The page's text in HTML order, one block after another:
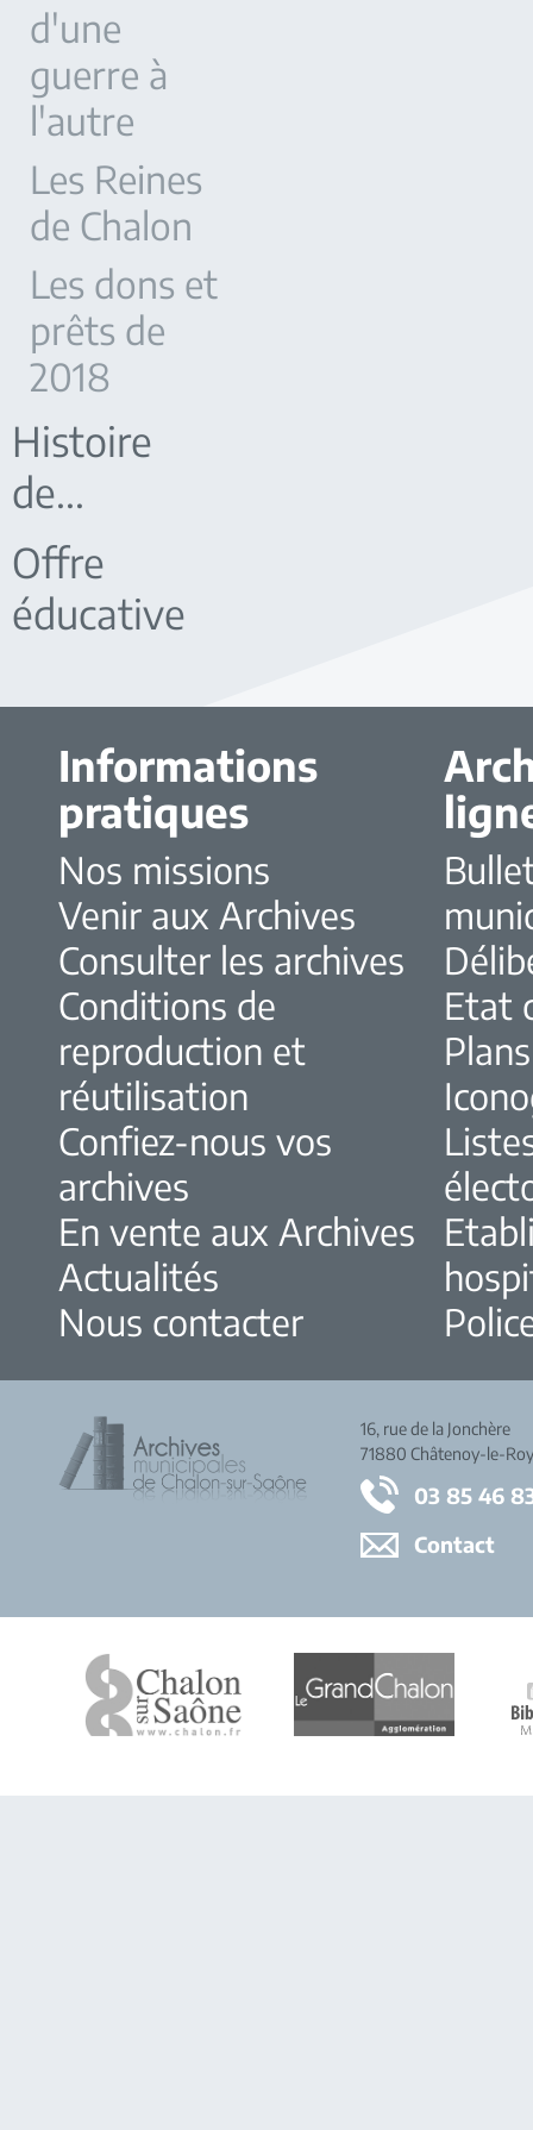
d'une
guerre à
l'autre
Les Reines
de Chalon
Les dons et
prêts de
2018
Histoire
de...
Offre
éducative
Informations
pratiques
Nos missions
Venir aux Archives
Consulter les archives
Conditions de
reproduction et
réutilisation
Confiez-nous vos
archives
En vente aux Archives
Actualités
Nous contacter
Etat
Plans
16, rue de la Jonchère
71880 Châtenoy-le-
03 85 46
Contact